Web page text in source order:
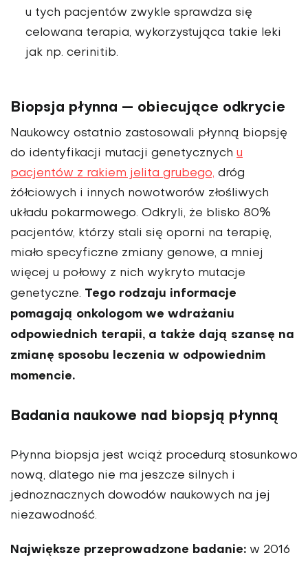
u tych pacjentów zwykle sprawdza się
celowana terapia, wykorzystująca takie leki
jak np. cerinitib.
Biopsja płynna — obiecujące odkrycie
Naukowcy ostatnio zastosowali płynną biopsję
do identyfikacji mutacji genetycznych u
pacjentów z rakiem jelita grubego, dróg
żółciowych i innych nowotworów złośliwych
układu pokarmowego. Odkryli, że blisko 80%
pacjentów, którzy stali się oporni na terapię,
miało specyficzne zmiany genowe, a mniej
więcej u połowy z nich wykryto mutacje
genetyczne. Tego rodzaju informacje
pomagają onkologom we wdrażaniu
odpowiednich terapii, a także dają szansę na
zmianę sposobu leczenia w odpowiednim
momencie.
Badania naukowe nad biopsją płynną
Płynna biopsja jest wciąż procedurą stosunkowo
nową, dlatego nie ma jeszcze silnych i
jednoznacznych dowodów naukowych na jej
niezawodność.
Największe przeprowadzone badanie: w 2016